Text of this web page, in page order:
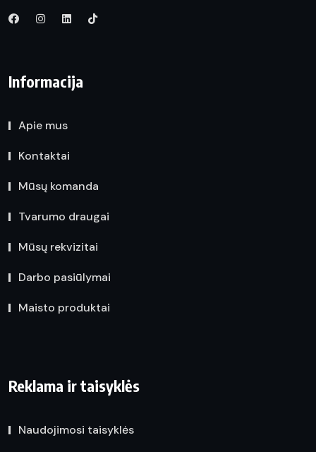
Informacija
Apie mus
Kontaktai
Mūsų komanda
Tvarumo draugai
Mūsų rekvizitai
Darbo pasiūlymai
Maisto produktai
Reklama ir taisyklės
Naudojimosi taisyklės